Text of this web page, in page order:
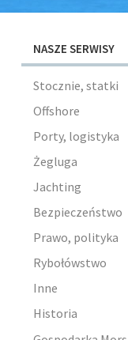
NASZE SERWISY
Stocznie, statki
Offshore
Porty, logistyka
Żegluga
Jachting
Bezpieczeństwo
Prawo, polityka
Rybołówstwo
Inne
Historia